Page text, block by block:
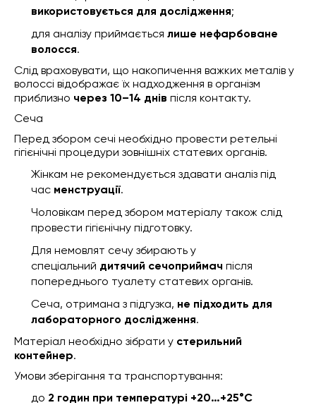
використовується для дослідження;
для аналізу приймається лише нефарбоване
волосся.
Слід враховувати, що накопичення важких металів у
волоссі відображає їх надходження в організм
приблизно через 10–14 днів після контакту.
Сеча
Перед збором сечі необхідно провести ретельні
гігієнічні процедури зовнішніх статевих органів.
Жінкам не рекомендується здавати аналіз під
час менструації.
Чоловікам перед збором матеріалу також слід
провести гігієнічну підготовку.
Для немовлят сечу збирають у
спеціальний дитячий сечоприймач після
попереднього туалету статевих органів.
Сеча, отримана з підгузка, не підходить для
лабораторного дослідження.
Матеріал необхідно зібрати у стерильний
контейнер.
Умови зберігання та транспортування:
до 2 годин при температурі +20…+25°C